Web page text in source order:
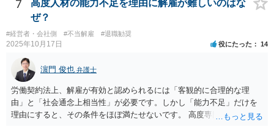
が、それには弁護士報酬はつきませんので、弁護士は確かに儲かりま
せん。 しかし、逆に負け筋の事件をズルズルすることは、着手金を増
額してもらえるわけでもない他方で、弁護士報酬も期待できないた
め、むしろ他の事件処理ができないという意味で弁護士にも損害が増
すことはあっても、基本的に儲かることにはなりません。 控訴審で着
手金をもらうということはありますが、1回限りの関係ではなく顧問の
関係なので、あまり好ましい処理ではありません。 事件終了後、顧問
が切れる可能性があるからです。 つまり、弁護士は、儲かるためでは
なく、顧問会社のためにその意思（それこそ会社の現在及び今後の戦
略）を踏まえたうえで事件を遂行していると推測されます。 ＞②原告
7
高度人材の能力不足を理由に解雇が難しいのはな
ぜ？
#経営者・会社側 #不当解雇 #退職勧奨
2025年10月17日 役にたった 14
濵門 俊也 弁護士
労働契約法上、解雇が有効と認められるには「客観的に合理的な理
由」と「社会通念上相当性」が必要です。しかし「能力不足」だけを
理由にすると、その条件をほぼ満たせないです。 高度専門職であって